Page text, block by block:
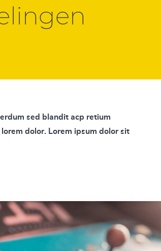
sed blandit acp retium
dolor. Lorem ipsum dolor sit